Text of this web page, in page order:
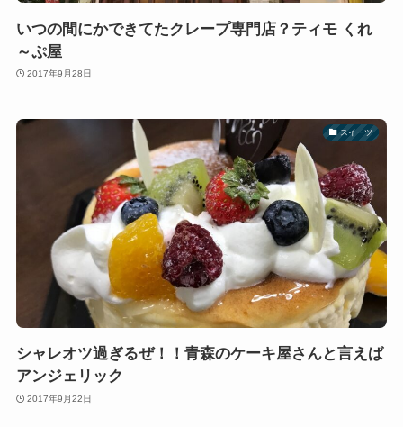
いつの間にかできてたクレープ専門店？ティモ くれ
～ぷ屋
2017年9月28日
スイーツ
シャレオツ過ぎるぜ！！青森のケーキ屋さんと言えば
アンジェリック
2017年9月22日